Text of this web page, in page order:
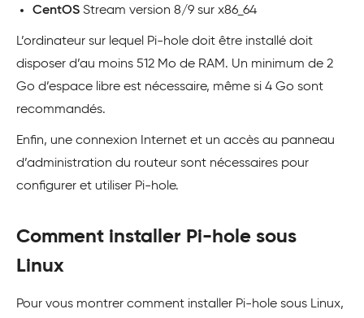
CentOS Stream version 8/9 sur x86_64
L’ordinateur sur lequel Pi-hole doit être installé doit
disposer d’au moins 512 Mo de RAM. Un minimum de 2
Go d’espace libre est nécessaire, même si 4 Go sont
recommandés.
Enfin, une connexion Internet et un accès au panneau
d’administration du routeur sont nécessaires pour
configurer et utiliser Pi-hole.
Comment installer Pi-hole sous
Linux
Pour vous montrer comment installer Pi-hole sous Linux,